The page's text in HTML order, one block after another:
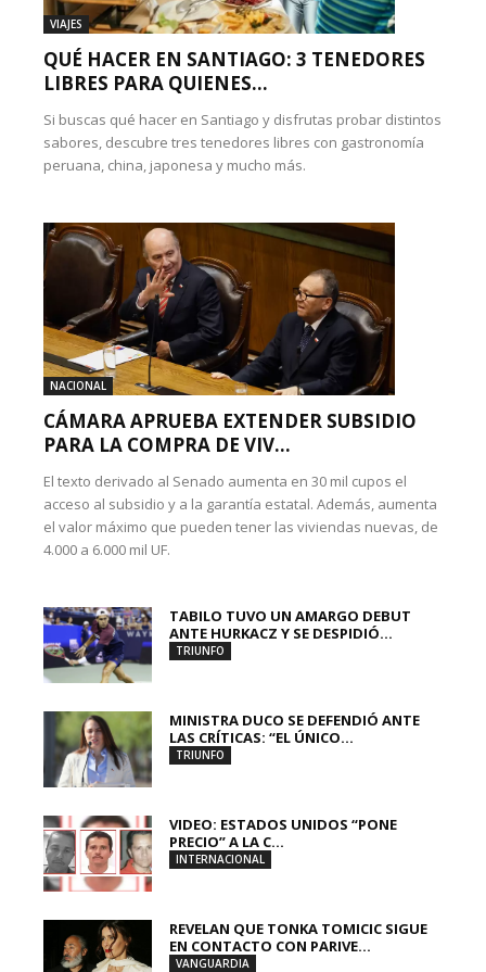
VIAJES
QUÉ HACER EN SANTIAGO: 3 TENEDORES
LIBRES PARA QUIENES...
Si buscas qué hacer en Santiago y disfrutas probar distintos
sabores, descubre tres tenedores libres con gastronomía
peruana, china, japonesa y mucho más.
NACIONAL
CÁMARA APRUEBA EXTENDER SUBSIDIO
PARA LA COMPRA DE VIV...
El texto derivado al Senado aumenta en 30 mil cupos el
acceso al subsidio y a la garantía estatal. Además, aumenta
el valor máximo que pueden tener las viviendas nuevas, de
4.000 a 6.000 mil UF.
TABILO TUVO UN AMARGO DEBUT
ANTE HURKACZ Y SE DESPIDIÓ...
TRIUNFO
MINISTRA DUCO SE DEFENDIÓ ANTE
LAS CRÍTICAS: “EL ÚNICO...
TRIUNFO
VIDEO: ESTADOS UNIDOS “PONE
PRECIO” A LA C...
INTERNACIONAL
REVELAN QUE TONKA TOMICIC SIGUE
EN CONTACTO CON PARIVE...
VANGUARDIA